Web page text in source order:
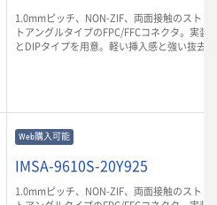
1.0mmピッチ、NON-ZIF、両面接触のストレ
トアングルタイプのFPC/FFCコネクタ。実装
とDIPタイプを用意。軽い挿入感と強い抜去
Web購入可能
IMSA-9610S-20Y925
1.0mmピッチ、NON-ZIF、両面接触のストレ